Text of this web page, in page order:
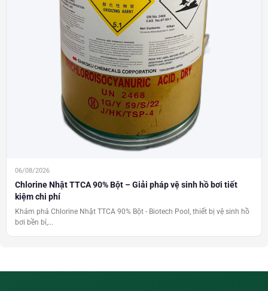
06/08/2026
Chlorine Nhật TTCA 90% Bột – Giải pháp vệ sinh hồ bơi tiết
kiệm chi phí
Khám phá Chlorine Nhật TTCA 90% Bột - Biotech Pool, thiết bị vệ sinh hồ
bơi bền bỉ,...